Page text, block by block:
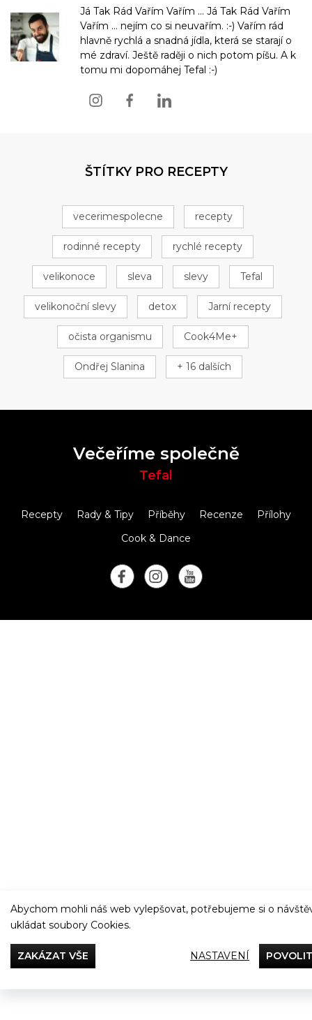
Já Tak Rád Vařím Vařím ... Já Tak Rád Vařím
Vařím ... nejím co si neuvařím. :-) Vařím rád
hlavně rychlá a snadná jídla, která se starají o
mé zdraví. Ještě raději o nich potom píšu. A k
tomu mi dopomáhej Tefal :-)
ŠTÍTKY PRO RECEPTY
vecerimespolecne recepty
rodinné recepty rychlé recepty
velikonoce sleva slevy Tefal
velikonoční slevy detox Jarní recepty
očista organismu Cook4Me+
Ondřej Slanina + 16 dalších
Večeříme společně
Tefal
Recepty Rady & Tipy Příběhy Recenze
Přílohy
Cook & Dance
Abychom mohli náš web vylepšovat, potřebujeme si o
ukládat soubory Cookies.
ZAKÁZAT VŠE NASTAVENÍ